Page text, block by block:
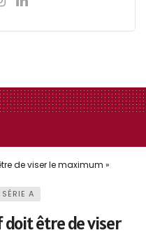
de viser le maximum »
SÉRIE A
être de viser